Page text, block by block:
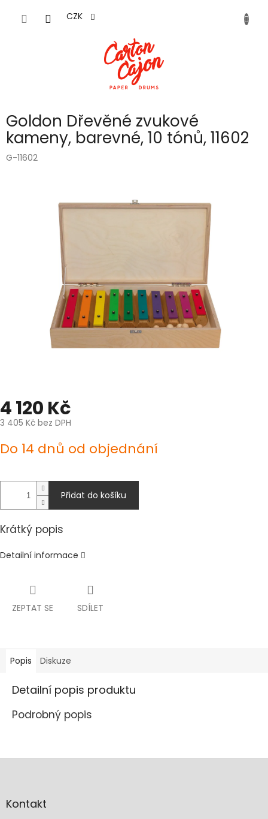
CZK
Goldon Dřevěné zvukové
kameny, barevné, 10 tónů, 11602
G-11602
4 120 Kč
3 405 Kč bez DPH
cena:
Do 14 dnů od objednání
Přidat do košíku
Krátký popis
Detailní informace
ZEPTAT SE SDÍLET
Popis Diskuze
Detailní popis produktu
Podrobný popis
aKontakt